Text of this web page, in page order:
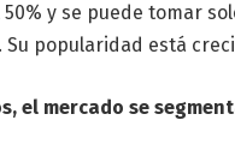
y se puede tomar
Su popularidad está
el mercado se